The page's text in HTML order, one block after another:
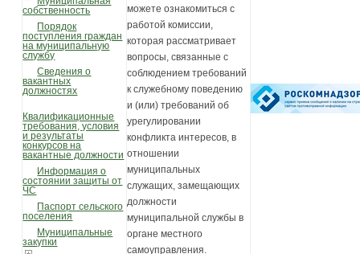
собственность
Порядок
поступления граждан
на муниципальную
службу
Сведения о
вакантных
должностях
Квалификационные
требования, условия
и результаты
конкурсов на
вакантные должности
Информация о
состоянии защиты от
ЧС
Паспорт сельского
поселения
Муниципальные
закупки
можете ознакомиться с
работой комиссии,
которая рассматривает
вопросы, связанные с
соблюдением требований
к служебному поведению
и (или) требований об
урегулировании
конфликта интересов, в
отношении
муниципальных
служащих, замещающих
должности
муниципальной службы в
органе местного
самоуправления.